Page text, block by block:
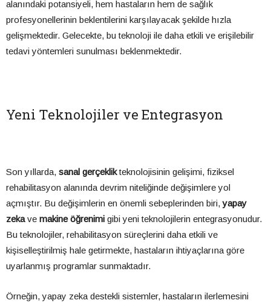
alanındaki potansiyeli, hem hastaların hem de sağlık
profesyonellerinin beklentilerini karşılayacak şekilde hızla
gelişmektedir. Gelecekte, bu teknoloji ile daha etkili ve erişilebilir
tedavi yöntemleri sunulması beklenmektedir.
Yeni Teknolojiler ve Entegrasyon
Son yıllarda, sanal gerçeklikteknolojisinin gelişimi, fiziksel
rehabilitasyon alanında devrim niteliğinde değişimlere yol
açmıştır. Bu değişimlerin en önemli sebeplerinden biri,yapay
zekave makine öğrenimi gibi yeni teknolojilerin entegrasyonudur.
Bu teknolojiler, rehabilitasyon süreçlerini daha etkili ve
kişiselleştirilmiş hale getirmekte, hastaların ihtiyaçlarına göre
uyarlanmış programlar sunmaktadır.
Örneğin, yapay zeka destekli sistemler, hastaların ilerlemesini